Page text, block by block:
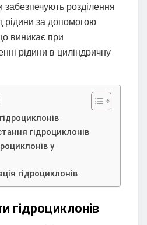
розділення
рідини за допомогою
виникає при
рідини в циліндричну
гідроциклонів
у
гідроциклонів
гідроциклонів